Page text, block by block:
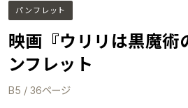
パンフレット
映画『ウリリは黒魔術
ンフレット
B5 / 36ページ